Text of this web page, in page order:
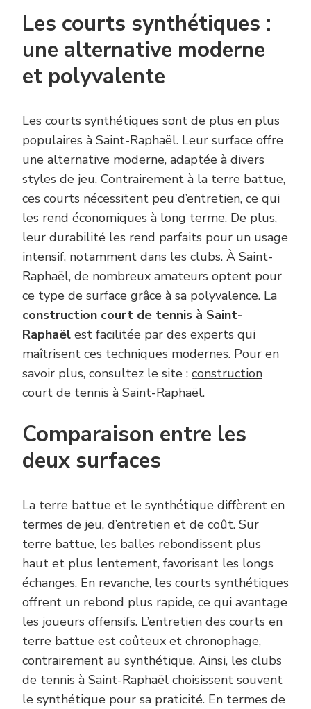
Les courts synthétiques :
une alternative moderne
et polyvalente
Les courts synthétiques sont de plus en plus
populaires à Saint-Raphaël. Leur surface offre
une alternative moderne, adaptée à divers
styles de jeu. Contrairement à la terre battue,
ces courts nécessitent peu d’entretien, ce qui
les rend économiques à long terme. De plus,
leur durabilité les rend parfaits pour un usage
intensif, notamment dans les clubs. À Saint-
Raphaël, de nombreux amateurs optent pour
ce type de surface grâce à sa polyvalence. La
construction court de tennis à Saint-
Raphaël est facilitée par des experts qui
maîtrisent ces techniques modernes. Pour en
savoir plus, consultez le site : construction
court de tennis à Saint-Raphaël.
Comparaison entre les
deux surfaces
La terre battue et le synthétique diffèrent en
termes de jeu, d’entretien et de coût. Sur
terre battue, les balles rebondissent plus
haut et plus lentement, favorisant les longs
échanges. En revanche, les courts synthétiques
offrent un rebond plus rapide, ce qui avantage
les joueurs offensifs. L’entretien des courts en
terre battue est coûteux et chronophage,
contrairement au synthétique. Ainsi, les clubs
de tennis à Saint-Raphaël choisissent souvent
le synthétique pour sa praticité. En termes de